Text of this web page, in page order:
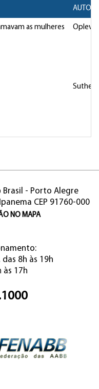
AUTOR/
as mulheres Oplev,
- Porto Alegre
CEP 91760-000
NO MAPA
8h às 19h
às 17h